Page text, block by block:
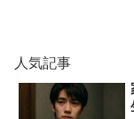
人気記事